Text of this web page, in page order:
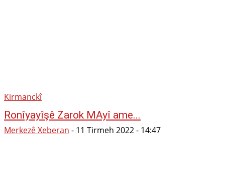
Kirmanckî
Ronîyayîşê Zarok MAyî ame...
Merkezê Xeberan - 11 Tirmeh 2022 - 14:47